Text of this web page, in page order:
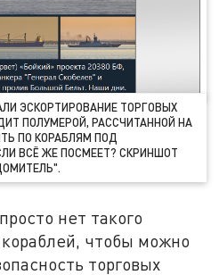
ЭСКОРТИРОВАНИЕ ТОРГОВЫХ
ПОЛУМЕРОЙ, РАССЧИТАННОЙ НА
ПО КОРАБЛЯМ ПОД
ВСЁ ЖЕ ПОСМЕЕТ? СКРИНШОТ
нет такого
чтобы можно
торговых